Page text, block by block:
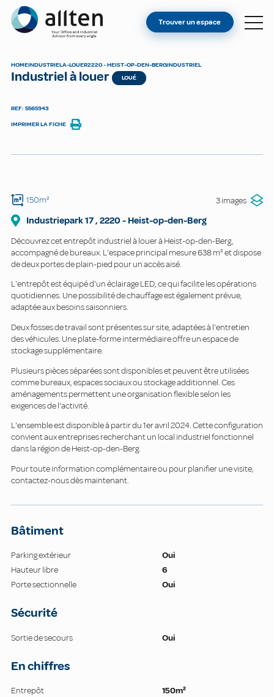
Allten
TROUVER UN ESPACE
CONTACT
Trouver un espace
HOMEINDUSTRIELA-LOUER2220 - HEIST-OP-DEN-BERGINDUSTRIEL
Industriel à louer LOUÉ
REF: 5565943
IMPRIMER LA FICHE
150m² 3 images
Industriepark17, 2220 -Heist-op-den-Berg
Découvrez cet entrepôt industriel à louer à Heist-op-den-Berg,
accompagné de bureaux. L'espace principal mesure 638 m² et dispose
de deux portes de plain-pied pour un accès aisé.
L'entrepôt est équipé d'un éclairage LED, ce qui facilite les opérations
quotidiennes. Une possibilité de chauffage est également prévue,
adaptée aux besoins saisonniers.
Deux fosses de travail sont présentes sur site, adaptées à l'entretien
des véhicules. Une plate-forme intermédiaire offre un espace de
stockage supplémentaire.
Plusieurs pièces séparées sont disponibles et peuvent être utilisées
comme bureaux, espaces sociaux ou stockage additionnel. Ces
aménagements permettent une organisation flexible selon les
exigences de l'activité.
L'ensemble est disponible à partir du 1er avril 2024. Cette configuration
convient aux entreprises recherchant un local industriel fonctionnel
dans la région de Heist-op-den-Berg.
Pour toute information complémentaire ou pour planifier une visite,
contactez-nous dès maintenant.
Bâtiment
Parking extérieur
Oui
Hauteur libre
6
Porte sectionnelle
Oui
Sécurité
Sortie de secours Oui
En chiffres
Entrepôt 150m²